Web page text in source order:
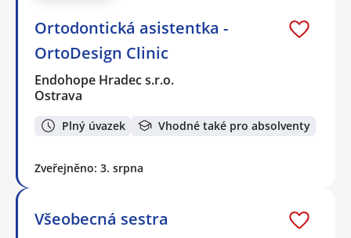
Ortodontická asistentka -
OrtoDesign Clinic
Endohope Hradec s.r.o.
Ostrava
Plný úvazek Vhodné také pro absolventy
Zveřejněno: 3. srpna
Všeobecná sestra